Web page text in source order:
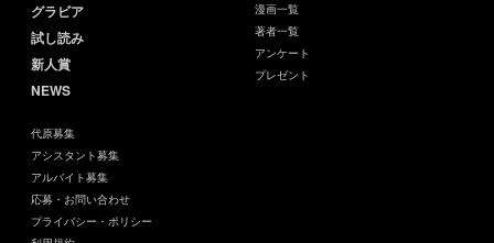
グラビア
試し読み
新人賞
NEWS
漫画一覧
著者一覧
アンケート
プレゼント
代原募集
アシスタント募集
アルバイト募集
応募・お問い合わせ
プライバシー・ポリシー